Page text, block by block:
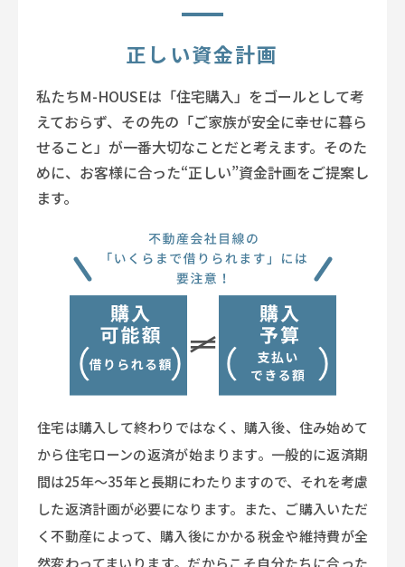
正しい資金計画
私たちM-HOUSEは「住宅購入」をゴールとして考
えておらず、 その先の「ご家族が安全に幸せに暮ら
せること」が一番大切なことだと考えます。 そのた
めに、お客様に合った“正しい”資金計画をご提案し
ます。
住宅は購入して終わりではなく、購入後、住み始めて
から住宅ローンの返済が始まります。一般的に返済期
間は25年～35年と長期にわたりますので、それを考慮
した返済計画が必要になります。また、ご購入いただ
く不動産によって、購入後にかかる税金や維持費が全